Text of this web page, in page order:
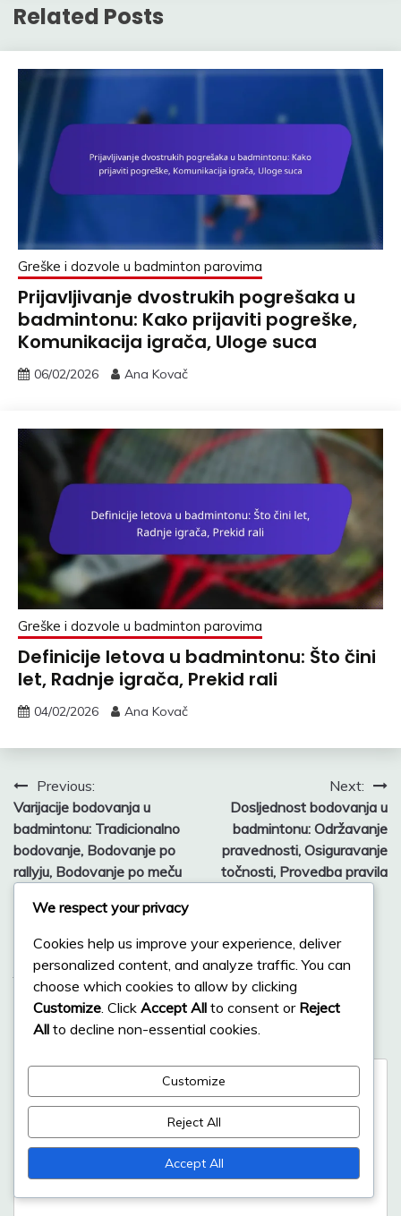
Related Posts
Greške i dozvole u badminton parovima
Prijavljivanje dvostrukih pogrešaka u
badmintonu: Kako prijaviti pogreške,
Komunikacija igrača, Uloge suca
06/02/2026 Ana Kovač
Greške i dozvole u badminton parovima
Definicije letova u badmintonu: Što čini
let, Radnje igrača, Prekid rali
04/02/2026 Ana Kovač
Post
navigation
Previous:
Varijacije bodovanja u
badmintonu: Tradicionalno
bodovanje, Bodovanje po
rallyju, Bodovanje po meču
Next:
Dosljednost bodovanja u
badmintonu: Održavanje
pravednosti, Osiguravanje
točnosti, Provedba pravila
Leave a Reply
Your email address will not be published. Required fields
are marked*
We respect your privacy
Cookies help us improve your experience, deliver
personalized content, and analyze traffic. You can
choose which cookies to allow by clicking
Customize . Click Accept All to consent or Reject
All to decline non-essential cookies.
Customize
Reject All
Accept All